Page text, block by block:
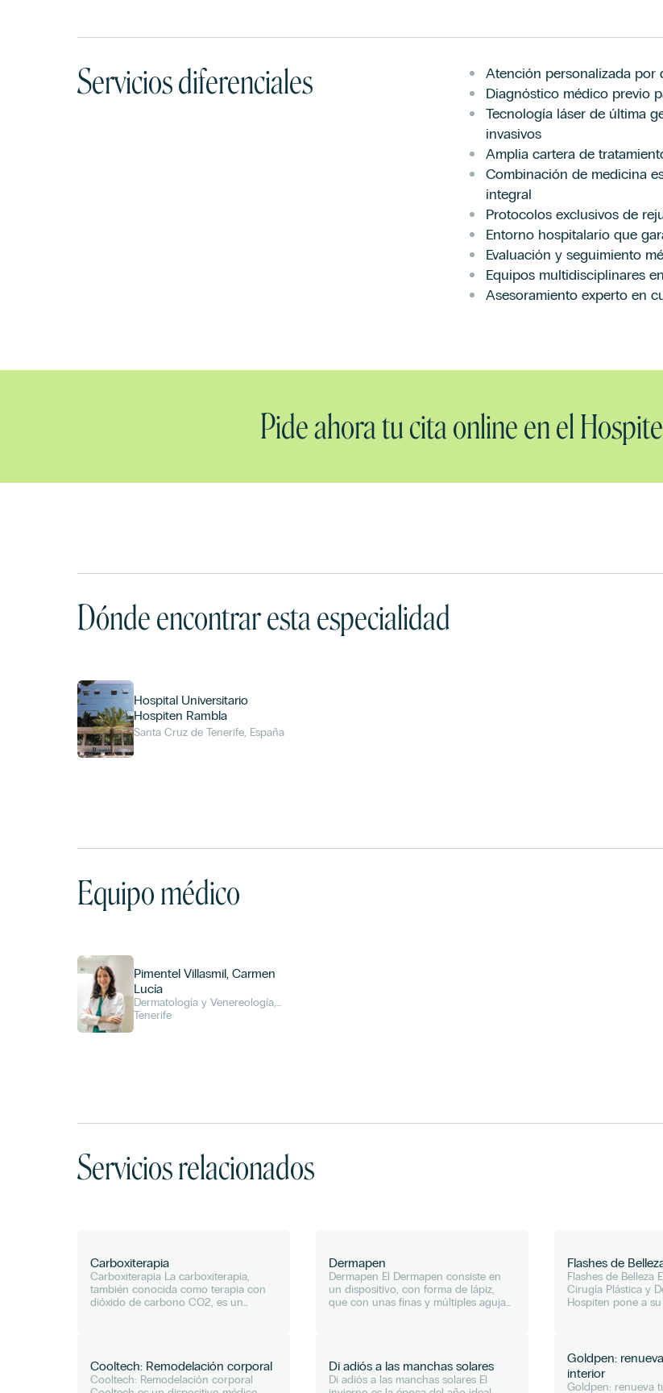
Servicios diferenciales
Atención personalizada por
Diagnóstico médico previo
Tecnología láser de última
invasivos
Amplia cartera de
Combinación de medicina
integral
Protocolos exclusivos de
Entorno hospitalario que
Evaluación y seguimiento
Equipos multidisciplinares
Asesoramiento experto en
Pide ahora tu cita online en el
Dónde encontrar esta especialidad
Hospital Universitario
Hospiten Rambla
Santa Cruz de Tenerife, España
Equipo médico
Pimentel Villasmil, Carmen
Lucía
Dermatología y Venereología,
Unidad de Dermatología
Tenerife
Servicios relacionados
Carboxiterapia
Carboxiterapia La carboxiterapia,
también conocida como terapia con
dióxido de carbono CO2, es un
Cooltech: Remodelación corporal
Cooltech: Remodelación corporal
Dermapen
Dermapen El Dermapen consiste en
un dispositivo, con forma de lápiz,
que con unas finas y múltiples agujas
Di adiós a las manchas solares
Di adiós a las manchas solares El
Flashes de
Flashes de Belleza
Cirugía Plástica y
Hospiten pone a
Goldpen:
interior
Goldpen: renueva